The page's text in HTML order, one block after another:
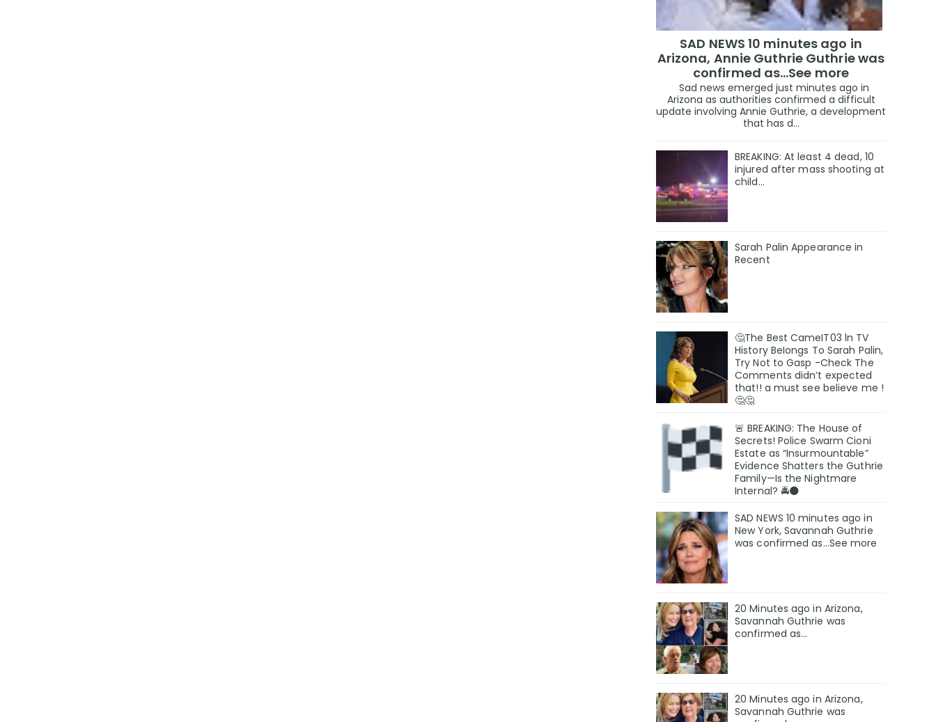
SAD NEWS 10 minutes ago in
Arizona, Annie Guthrie Guthrie was
confirmed as…See more
Sad news emerged just minutes ago in
Arizona as authorities confirmed a difficult
update involving Annie Guthrie, a development
that has d...
BREAKING: At least 4 dead, 10
injured after mass shooting at
child…
Sarah Palin Appearance in
Recent
🤔The Best CameIT03 ln TV
History BeIongs To Sarah Palin,
Try Not to Gasp -Check The
Comments didn’t expected
that!! a must see believe me !
🤔🤔
🚨 BREAKING: The House of
Secrets! Police Swarm Cioni
Estate as “Insurmountable”
Evidence Shatters the Guthrie
Family—Is the Nightmare
Internal? 🚔🌑
SAD NEWS 10 minutes ago in
New York, Savannah Guthrie
was confirmed as…See more
20 Minutes ago in Arizona,
Savannah Guthrie was
confirmed as…
20 Minutes ago in Arizona,
Savannah Guthrie was